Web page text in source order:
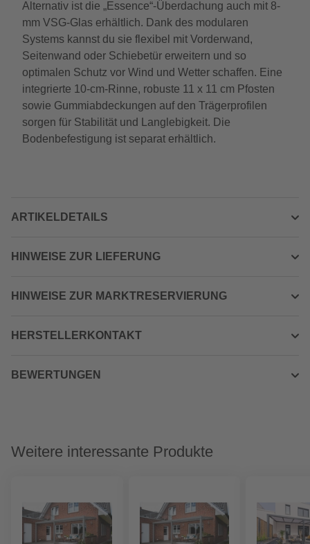
Alternativ ist die „Essence“-Überdachung auch mit 8-
mm VSG-Glas erhältlich. Dank des modularen
Systems kannst du sie flexibel mit Vorderwand,
Seitenwand oder Schiebetür erweitern und so
optimalen Schutz vor Wind und Wetter schaffen. Eine
integrierte 10-cm-Rinne, robuste 11 x 11 cm Pfosten
sowie Gummiabdeckungen auf den Trägerprofilen
sorgen für Stabilität und Langlebigkeit. Die
Bodenbefestigung ist separat erhältlich.
ARTIKELDETAILS
HINWEISE ZUR LIEFERUNG
HINWEISE ZUR MARKTRESERVIERUNG
HERSTELLERKONTAKT
BEWERTUNGEN
Weitere interessante Produkte